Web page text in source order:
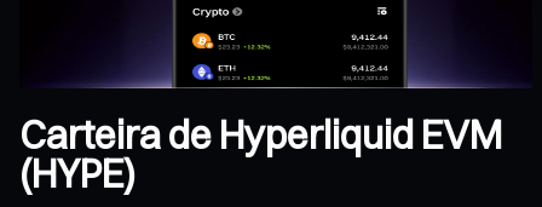
Carteira de Hyperliquid EVM
(HYPE)